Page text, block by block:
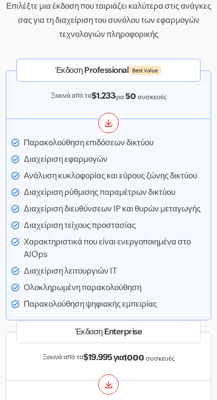
Επιλέξτε μια έκδοση που ταιριάζει καλύτερα στις ανάγκες
σας για τη διαχείριση του συνόλου των εφαρμογών
τεχνολογιών πληροφορικής
Έκδοση Professional Best Value
Ξεκινά από τα$1.233για50 συσκευές
Παρακολούθηση επιδόσεων δικτύου
Διαχείριση εφαρμογών
Ανάλυση κυκλοφορίας και εύρους ζώνης δικτύου
Διαχείριση ρύθμισης παραμέτρων δικτύου
Διαχείριση διευθύνσεων IP και θυρών μεταγωγής
Διαχείριση τείχους προστασίας
Χαρακτηριστικά που είναι ενεργοποιημένα στο
AIOps
Διαχείριση λειτουργιών IT
Ολοκληρωμένη παρακολούθηση
Παρακολούθηση ψηφιακής εμπειρίας
Έκδοση Enterprise
Ξεκινά από τα$19.995 για1000 συσκευές